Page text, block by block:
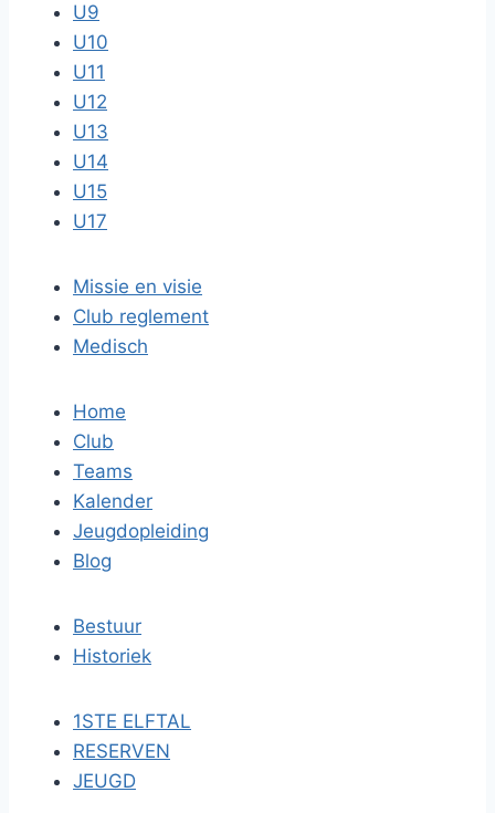
U9
U10
U11
U12
U13
U14
U15
U17
Missie en visie
Club reglement
Medisch
Home
Club
Teams
Kalender
Jeugdopleiding
Blog
Bestuur
Historiek
1STE ELFTAL
RESERVEN
JEUGD